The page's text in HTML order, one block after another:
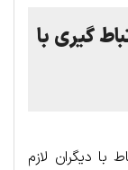
گیری با
با دیگران لازم